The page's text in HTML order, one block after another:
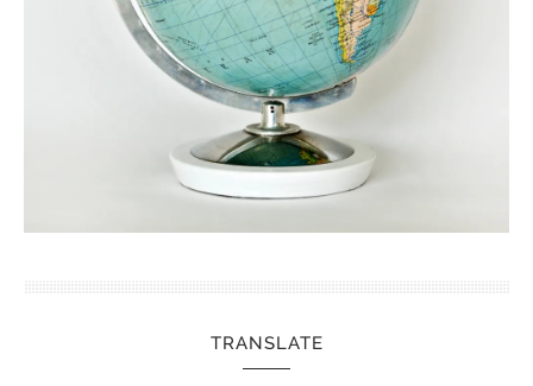
TRANSLATE